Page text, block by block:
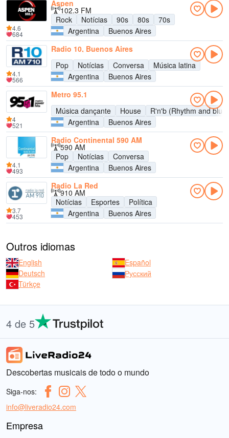
Aspen
102.3 FM
Rock
Notícias 90s 80s
70s
Argentina
Buenos Aires
4.6
684
Radio 10, Buenos Aires
Pop
Notícias Conversa
Música latina
Argentina
Buenos Aires
4.1
566
Metro 95.1
Música dançante
House
R'n'b (Rhythm and
Argentina
Buenos Aires
4
521
Radio Continental 590 AM
590 AM
Pop
Notícias
Conversa
Argentina
Buenos Aires
4.1
493
Radio La Red
910 AM
Notícias
Esportes
Política
Argentina
Buenos Aires
3.7
453
Outros idiomas
English
Español
Deutsch
Русский
Türkçe
4 de 5
Descobertas musicais de todo o mundo
Siga-nos:
info@liveradio24.com
Empresa